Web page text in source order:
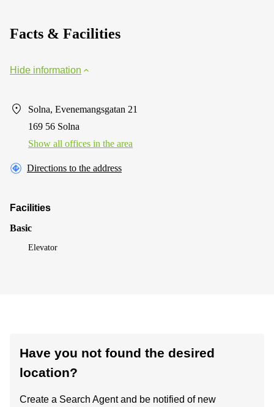
Facts & Facilities
Hide information
Solna, Evenemangsgatan 21
169 56 Solna
Show all offices in the area
Directions to the address
Facilities
Basic
Elevator
Have you not found the desired
location?
Create a Search Agent and be notified of new